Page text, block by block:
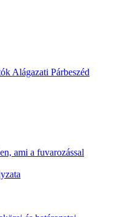
Alágazati Párbeszéd
ami a fuvarozással